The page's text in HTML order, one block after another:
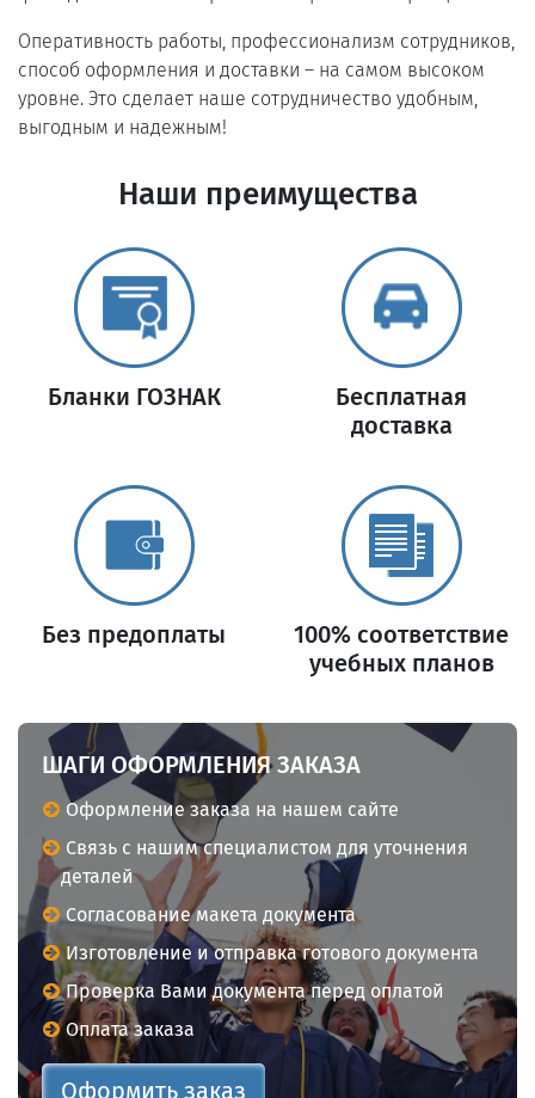
Оперативность работы, профессионализм сотрудников,
способ оформления и доставки – на самом высоком
уровне. Это сделает наше сотрудничество удобным,
выгодным и надежным!
Наши преимущества
Бланки ГОЗНАК
Бесплатная
доставка
Без предоплаты
100% соответствие
учебных планов
ШАГИ ОФОРМЛЕНИЯ ЗАКАЗА
Оформление заказа на нашем сайте
Связь с нашим специалистом для уточнения
деталей
Согласование макета документа
Изготовление и отправка готового документа
Проверка Вами документа перед оплатой
Оплата заказа
Оформить заказ